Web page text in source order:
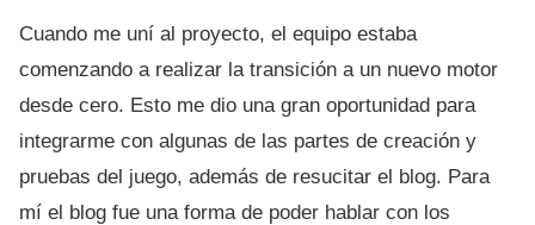
Cuando me uní al proyecto, el equipo estaba
comenzando a realizar la transición a un nuevo motor
desde cero. Esto me dio una gran oportunidad para
integrarme con algunas de las partes de creación y
pruebas del juego, además de resucitar el blog. Para
mí el blog fue una forma de poder hablar con los